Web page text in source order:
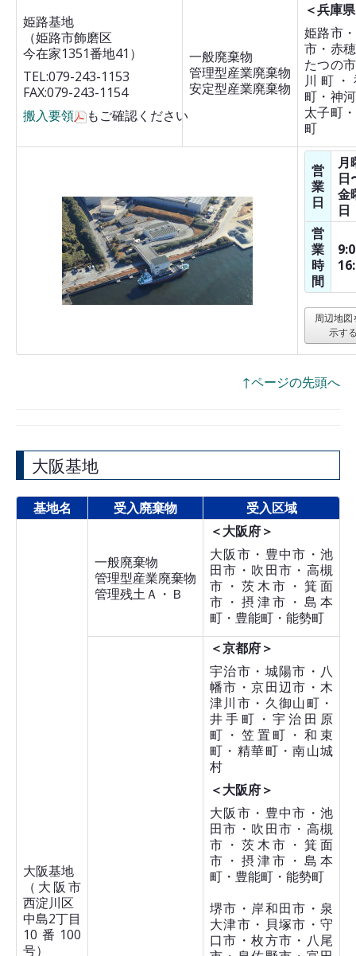
姫路基地
（姫路市飾磨区
今在家1351番地41）
TEL:079-243-1153
FAX:079-243-1154
搬入要領
もご確認ください
一般廃棄物
管理型産業廃棄物
安定型産業廃棄物
＜兵庫
姫路市
市・赤
たつの
川町・
町・神
太子町
町
営
業
日
月
日
金
日
営
業
時
間
周辺地図
示す
↑ページの先頭へ
大阪基地
基地名 受入廃棄物 受入区域
大阪基地
（大阪市
西淀川区
中島2丁目
10番100
号）
一般廃棄物
管理型産業廃棄物
管理残土Ａ・Ｂ
＜大阪府＞
大阪市・豊中市・池
田市・吹田市・高槻
市・茨木市・箕面
市・摂津市・島本
町・豊能町・能勢町
＜京都府＞
宇治市・城陽市・八
幡市・京田辺市・木
津川市・久御山町・
井手町・宇治田原
町・笠置町・和束
町・精華町・南山城
村
＜大阪府＞
大阪市・豊中市・池
田市・吹田市・高槻
市・茨木市・箕面
市・摂津市・島本
町・豊能町・能勢町
堺市・岸和田市・泉
大津市・貝塚市・守
口市・枚方市・八尾